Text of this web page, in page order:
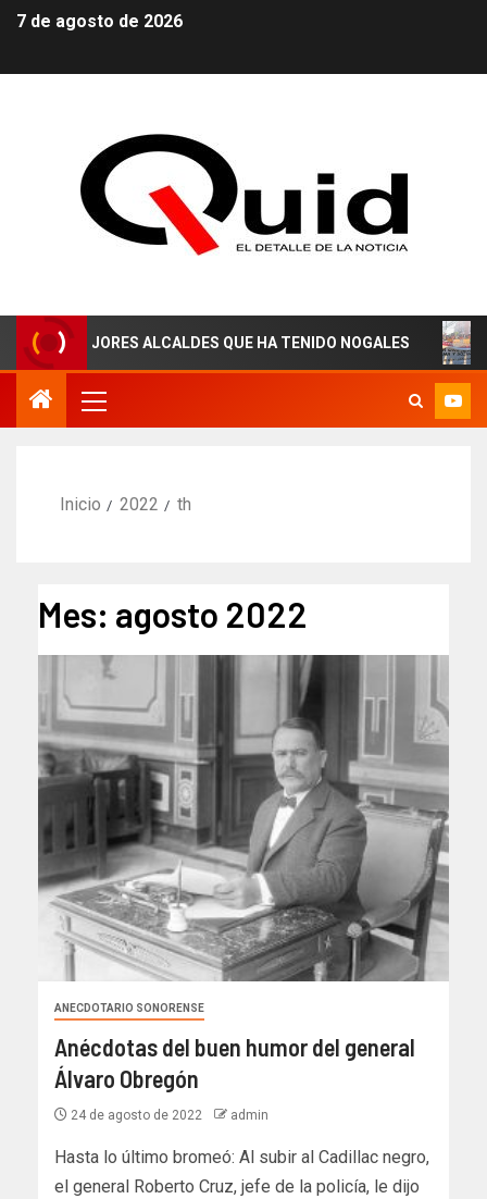
7 de agosto de 2026
ALCALDES QUE HA TENIDO NOGALES ¡AGUAS
Inicio 2022 th
Mes: agosto 2022
ANECDOTARIO SONORENSE
Anécdotas del buen humor del general
Álvaro Obregón
24 de agosto de 2022 admin
Hasta lo último bromeó: Al subir al Cadillac negro,
el general Roberto Cruz, jefe de la policía, le dijo